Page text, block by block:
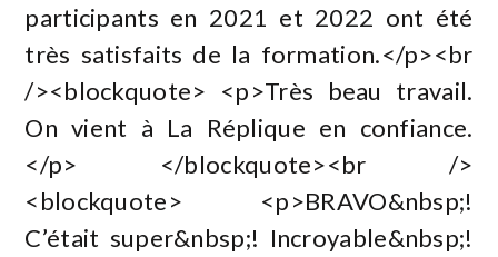
participants en 2021 et 2022 ont été
très satisfaits de la formation.</p><br
/><blockquote> <p>Très beau travail.
On vient à La Réplique en confiance.
</p> </blockquote><br />
<blockquote> <p>BRAVO&nbsp;!
C’était super&nbsp;! Incroyable&nbsp;!